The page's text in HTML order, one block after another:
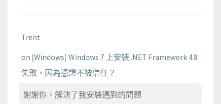
Trent
on [Windows] Windows 7 上安裝 .NET Framework 4.8
失敗，因為憑證不被信任？
謝謝你，解決了我安裝遇到的問題